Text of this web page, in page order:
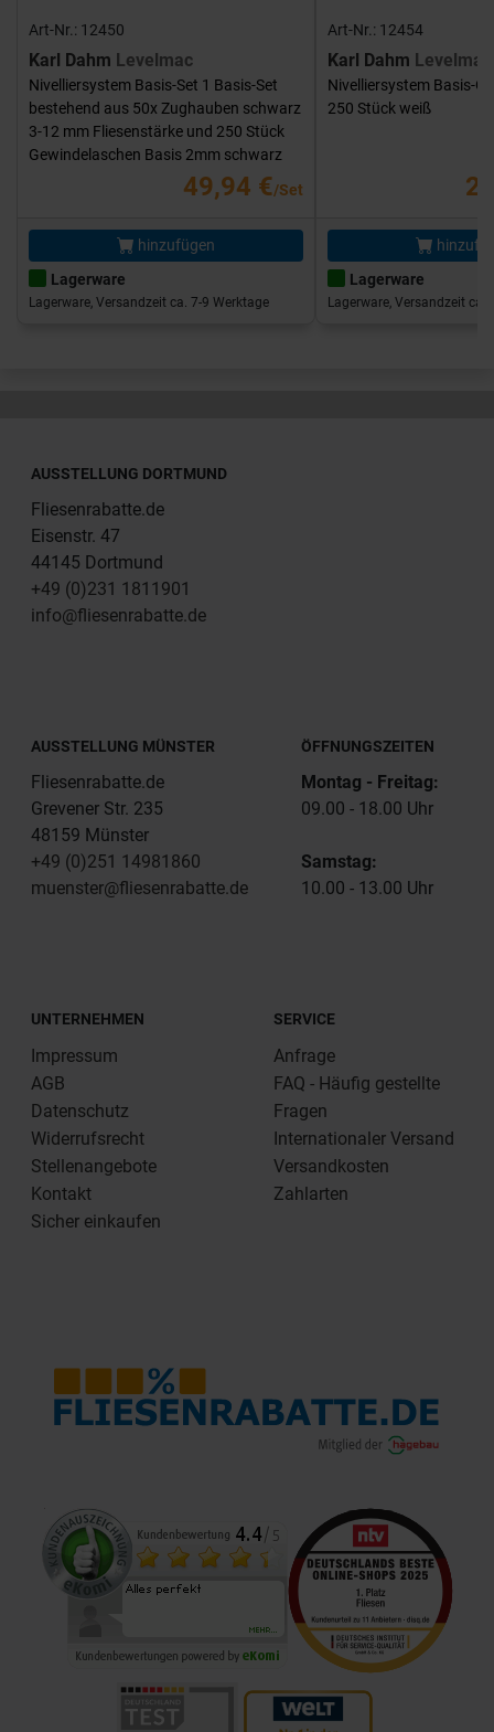
Art-Nr.: 12450
Karl Dahm Levelmac
Nivelliersystem Basis-Set 1 Basis-Set
bestehend aus 50x Zughauben schwarz
3-12 mm Fliesenstärke und 250 Stück
Gewindelaschen Basis 2mm schwarz
49,94 €/Set
hinzufügen
Lagerware
Lagerware, Versandzeit ca. 7-9 Werktage
Art-Nr.: 12454
Karl Dahm Levelmac
Nivelliersystem Basis-
250 Stück weiß
Lagerware
Lagerware, Versandzeit ca.
AUSSTELLUNG DORTMUND
Fliesenrabatte.de
Eisenstr. 47
44145 Dortmund
+49 (0)231 1811901
info@fliesenrabatte.de
AUSSTELLUNG MÜNSTER
Fliesenrabatte.de
Grevener Str. 235
48159 Münster
+49 (0)251 14981860
muenster@fliesenrabatte.de
ÖFFNUNGSZEITEN
Montag - Freitag:
09.00 - 18.00 Uhr
Samstag:
10.00 - 13.00 Uhr
UNTERNEHMEN
Impressum
AGB
Datenschutz
Widerrufsrecht
Stellenangebote
Kontakt
Sicher einkaufen
SERVICE
Anfrage
FAQ - Häufig gestellte
Fragen
Internationaler Versand
Versandkosten
Zahlarten